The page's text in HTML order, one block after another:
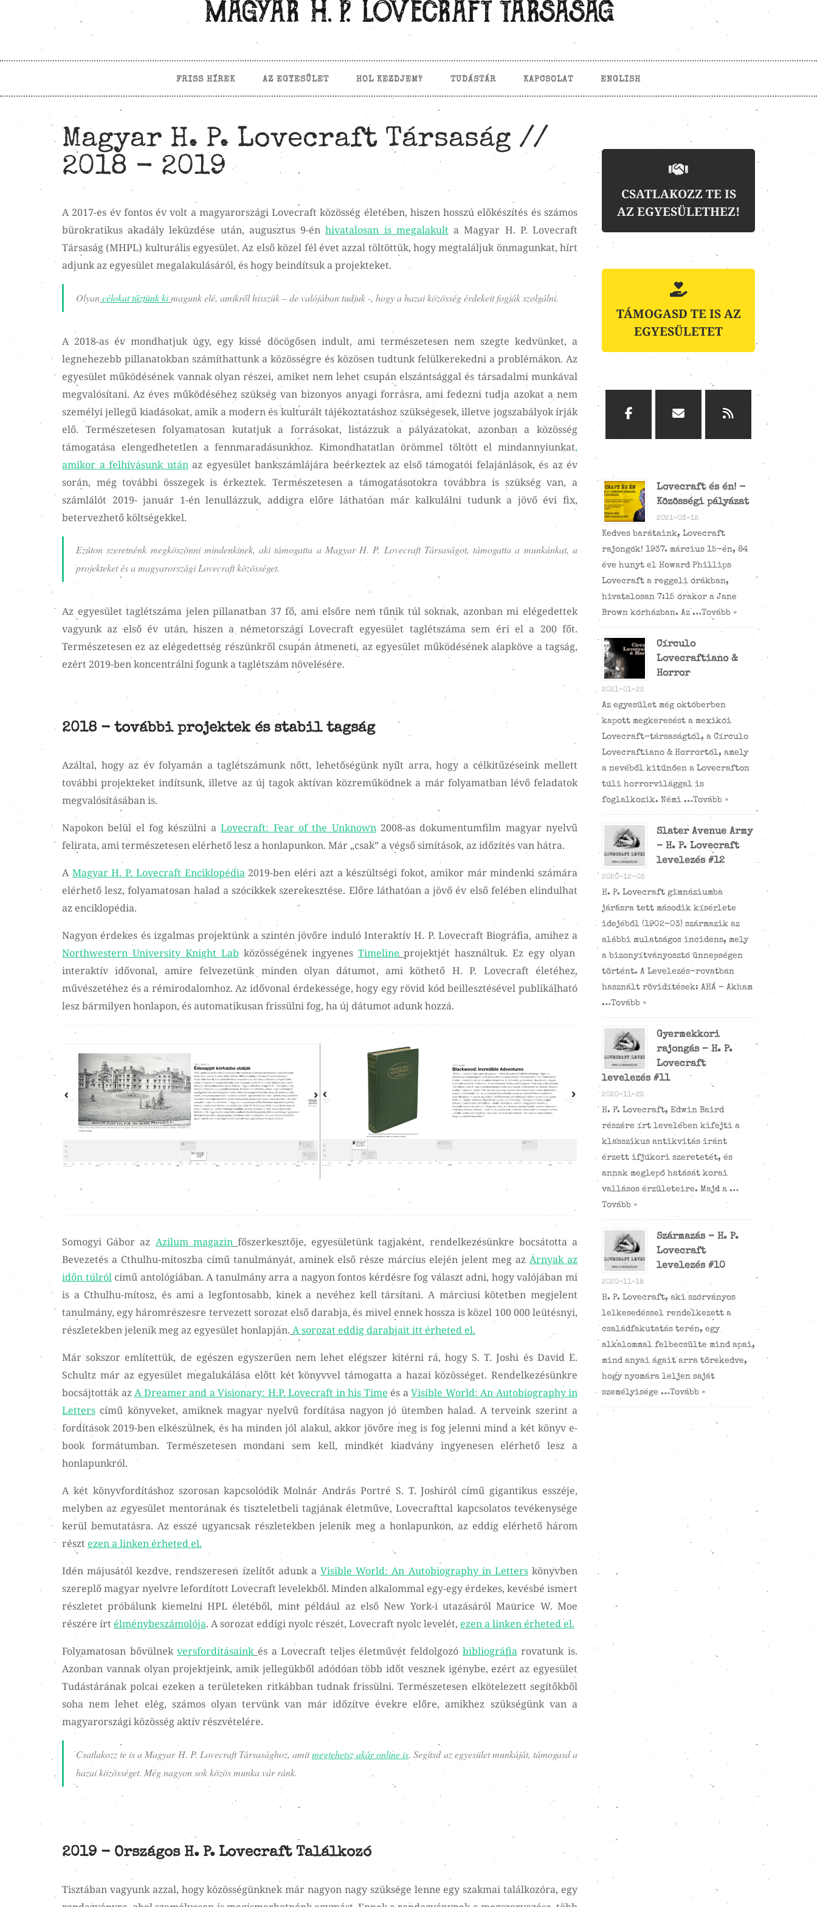
FRISS HÍREK AZ EGYESÜLET HOL KEZDJEM? TUDÁSTÁR KAPCSOLAT ENGLISH
Magyar H. P. Lovecraft Társaság //
2018 - 2019
A 2017-es év fontos év volt a magyarországi Lovecraft közösség életében, hiszen hosszú előkészítés és számos
bürokratikus akadály leküzdése után, augusztus 9-énhivatalosan is megalakulta Magyar H. P. Lovecraft
Társaság (MHPL) kulturális egyesület. Az első közel fél évet azzal töltöttük, hogy megtaláljuk önmagunkat, hírt
adjunk az egyesület megalakulásáról, és hogy beindítsuk a projekteket.
Olyancélokat tűztünk kimagunk elé, amikről hisszük – de valójában tudjuk -, hogy a hazai közösség érdekeit fogják szolgálni.
A 2018-as év mondhatjuk úgy, egy kissé döcögősen indult, ami természetesen nem szegte kedvünket, a
legnehezebb pillanatokban számíthattunk a közösségre és közösen tudtunk felülkerekedni a problémákon. Az
egyesület működésének vannak olyan részei, amiket nem lehet csupán elszántsággal és társadalmi munkával
megvalósítani. Az éves működéséhez szükség van bizonyos anyagi forrásra, ami fedezni tudja azokat a nem
személyi jellegű kiadásokat, amik a modern és kulturált tájékoztatáshoz szükségesek, illetve jogszabályok írják
elő. Természetesen folyamatosan kutatjuk a forrásokat, listázzuk a pályázatokat, azonban a közösség
támogatása elengedhetetlen a fennmaradásunkhoz. Kimondhatatlan örömmel töltött el mindannyiunkat,
amikor a felhívásunk utánaz egyesület bankszámlájára beérkeztek az első támogatói felajánlások, és az év
során, még további összegek is érkeztek. Természetesen a támogatásotokra továbbra is szükség van, a
számlálót 2019- január 1-én lenullázzuk, addigra előre láthatóan már kalkulálni tudunk a jövő évi fix,
betervezhető költségekkel.
Ezúton szeretnénk megköszönni mindenkinek, aki támogatta a Magyar H. P. Lovecraft Társaságot, támogatta a munkánkat, a
projekteket és a magyarországi Lovecraft közösséget.
Az egyesület taglétszáma jelen pillanatban 37 fő, ami elsőre nem tűnik túl soknak, azonban mi elégedettek
vagyunk az első év után, hiszen a németországi Lovecraft egyesület taglétszáma sem éri el a 200 főt.
Természetesen ez az elégedettség részünkről csupán átmeneti, az egyesület működésének alapköve a tagság,
ezért 2019-ben koncentrálni fogunk a taglétszám növelésére.
2018 - további projektek és stabil tagság
Azáltal, hogy az év folyamán a taglétszámunk nőtt, lehetőségünk nyílt arra, hogy a célkitűzéseink mellett
további projekteket indítsunk, illetve az új tagok aktívan közreműködnek a már folyamatban lévő feladatok
megvalósításában is.
Napokon belül el fog készülni aLovecraft: Fear of the Unknown2008-as dokumentumfilm magyar nyelvű
felirata, ami természetesen elérhető lesz a honlapunkon. Már „csak” a végső simítások, az időzítés van hátra.
A Magyar H. P. Lovecraft Enciklopédia2019-ben eléri azt a készültségi fokot, amikor már mindenki számára
elérhető lesz, folyamatosan halad a szócikkek szerekesztése. Előre láthatóan a jövő év első felében elindulhat
az enciklopédia.
Nagyon érdekes és izgalmas projektünk a szintén jövőre induló Interaktív H. P. Lovecraft Biográfia, amihez a
Northwestern University Knight Lab közösségének ingyenes Timeline projektjét használtuk. Ez egy olyan
interaktív idővonal, amire felvezetünk minden olyan dátumot, ami köthető H. P. Lovecraft életéhez,
művészetéhez és a rémirodalomhoz. Az idővonal érdekessége, hogy egy rövid kód beillesztésével publikálható
lesz bármilyen honlapon, és automatikusan frissülni fog, ha új dátumot adunk hozzá.
Somogyi Gábor az Azilum magazin főszerkesztője, egyesületünk tagjaként, rendelkezésünkre bocsátotta a
Bevezetés a Cthulhu-mítoszba című tanulmányát, aminek első része március elején jelent meg az Árnyak az
időn túlrólcímű antológiában. A tanulmány arra a nagyon fontos kérdésre fog választ adni, hogy valójában mi
is a Cthulhu-mítosz, és ami a legfontosabb, kinek a nevéhez kell társítani. A márciusi kötetben megjelent
tanulmány, egy háromrészesre tervezett sorozat első darabja, és mivel ennek hossza is közel 100 000 leütésnyi,
részletekben jelenik meg az egyesület honlapján. A sorozat eddig darabjait itt érheted el.
Már sokszor említettük, de egészen egyszerűen nem lehet elégszer kitérni rá, hogy S. T. Joshi és David E.
Schultz már az egyesület megalukálása előtt két könyvvel támogatta a hazai közösséget. Rendelkezésünkre
bocsájtották azA Dreamer and a Visionary: H.P. Lovecraft in his Time és aVisible World: An Autobiography in
Letters című könyveket, amiknek magyar nyelvű fordítása nagyon jó ütemben halad. A terveink szerint a
fordítások 2019-ben elkészülnek, és ha minden jól alakul, akkor jövőre meg is fog jelenni mind a két könyv e-
book formátumban. Természetesen mondani sem kell, mindkét kiadvány ingyenesen elérhető lesz a
honlapunkról.
A két könyvfordításhoz szorosan kapcsolódik Molnár András Portré S. T. Joshiról című gigantikus esszéje,
melyben az egyesület mentorának és tiszteletbeli tagjának életműve, Lovecrafttal kapcsolatos tevékenysége
kerül bemutatásra. Az esszé ugyancsak részletekben jelenik meg a honlapunkon, az eddig elérhető három
résztezen a linken érheted el.
Idén májusától kezdve, rendszeresen ízelítőt adunk aVisible World: An Autobiography in Letterskönyvben
szereplő magyar nyelvre lefordított Lovecraft levelekből. Minden alkalommal egy-egy érdekes, kevésbé ismert
részletet próbálunk kiemelni HPL életéből, mint például az első New York-i utazásáról Maurice W. Moe
részére írtélménybeszámolója. A sorozat eddigi nyolc részét, Lovecraft nyolc levelét, ezen a linken érheted el.
Folyamatosan bővülnekversfordításaink és a Lovecraft teljes életművét feldolgozó bibliográfiarovatunk is.
Azonban vannak olyan projektjeink, amik jellegükből adódóan több időt vesznek igénybe, ezért az egyesület
Tudástárának polcai ezeken a területeken ritkábban tudnak frissülni. Természetesen elkötelezett segítőkből
soha nem lehet elég, számos olyan tervünk van már időzítve évekre előre, amikhez szükségünk van a
magyarországi közösség aktív részvételére.
Csatlakozz te is a Magyar H. P. Lovecraft Társasághoz, amitmegtehetsz akár online is. Segítsd az egyesület munkáját, támogasd a
hazai közösséget. Még nagyon sok közös munka vár ránk.
2019 - Országos H. P. Lovecraft Találkozó
Tisztában vagyunk azzal, hogy közösségünknek már nagyon nagy szüksége lenne egy szakmai találkozóra, egy
CSATLAKOZZ TE IS
AZ EGYESÜLETHEZ!
TÁMOGASD TE IS AZ
EGYESÜLETET
Lovecraft és én! -
Közösségi pályázat
2021-03-15
Kedves barátaink, Lovecraft
rajongók! 1937. március 15-én, 84
éve hunyt el Howard Phillips
Lovecraft a reggeli órákban,
hivatalosan 7:15 órakor a Jane
Brown kórházban. Az …Tovább »
Círculo
Lovecraftiano &
Horror
2021-01-22
Az egyesület még októberben
kapott megkeresést a mexikói
Lovecraft-társaságtól, a Círculo
Lovecraftiano & Horrortól, amely
a nevéből kitűnően a Lovecrafton
túli horrorvilággal is
foglalkozik. Némi …Tovább »
Slater Avenue Army
– H. P. Lovecraft
levelezés #12
2020-12-03
H. P. Lovecraft gimnáziumba
járásra tett második kísérlete
idejéből (1902-03) származik az
alábbi mulatságos incidens, mely
a bizonyítványosztó ünnepségen
történt. A Levelezés-rovatban
használt rövidítések: AHÁ – Akham
…Tovább »
Gyermekkori
rajongás – H. P.
Lovecraft
levelezés #11
2020-11-25
H. P. Lovecraft, Edwin Baird
részére írt levelében kifejti a
klasszikus antikvitás iránt
érzett ifjúkori szeretetét, és
annak meglepő hatását korai
vallásos érzületeire. Majd a …
Tovább »
Származás – H. P.
Lovecraft
levelezés #10
2020-11-18
H. P. Lovecraft, aki szórványos
lelkesedéssel rendelkezett a
családfakutatás terén, egy
alkalommal felbecsülte mind apai,
mind anyai ágait arra törekedve,
hogy nyomára leljen saját
személyisége …Tovább »